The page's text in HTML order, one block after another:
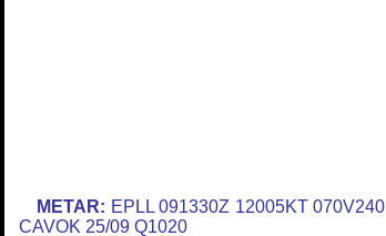
METAR: EPLL 091330Z 12005KT 070V240
CAVOK 25/09 Q1020